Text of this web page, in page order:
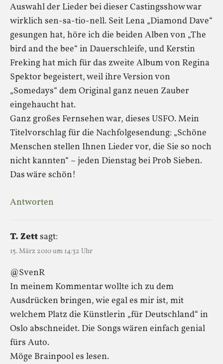
Auswahl der Lieder bei dieser Castingsshow war
wirklich sen-sa-tio-nell. Seit Lena „Diamond Dave“
gesungen hat, höre ich die beiden Alben von „The
bird and the bee“ in Dauerschleife, und Kerstin
Freking hat mich für das zweite Album von Regina
Spektor begeistert, weil ihre Version von
„Somedays“ dem Original ganz neuen Zauber
eingehaucht hat.
Ganz großes Fernsehen war, dieses USFO. Mein
Titelvorschlag für die Nachfolgesendung: „Schöne
Menschen stellen Ihnen Lieder vor, die Sie so noch
nicht kannten“ – jeden Dienstag bei Prob Sieben.
Das wäre schön!
Antworten
T. Zettsagt:
15. März 2010 um 14:32 Uhr
@SvenR
In meinem Kommentar wollte ich zu dem
Ausdrücken bringen, wie egal es mir ist, mit
welchem Platz die Künstlerin „für Deutschland“ in
Oslo abschneidet. Die Songs wären einfach genial
fürs Auto.
Möge Brainpool es lesen.